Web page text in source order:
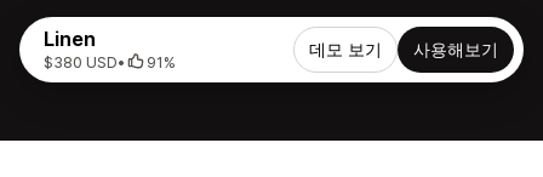
Linen
$380 USD• 91%
데모 보기 사용해보기